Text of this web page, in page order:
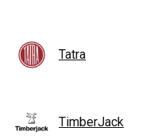
Tatra
TimberJack